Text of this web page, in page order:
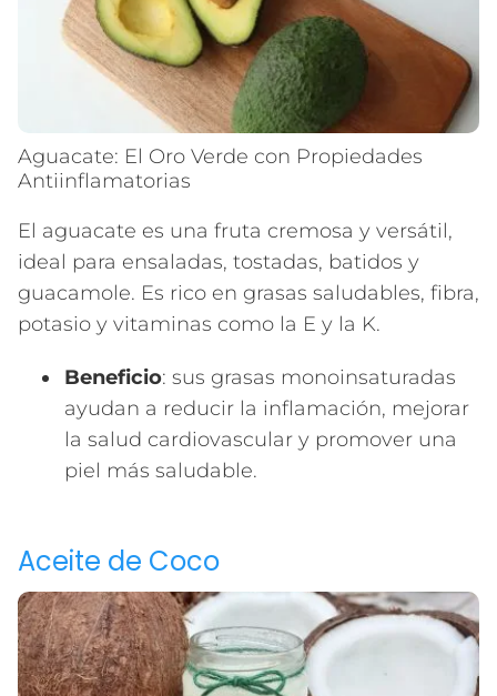
Aguacate: El Oro Verde con Propiedades
Antiinflamatorias
El aguacate es una fruta cremosa y versátil,
ideal para ensaladas, tostadas, batidos y
guacamole. Es rico en grasas saludables, fibra,
potasio y vitaminas como la E y la K.
Beneficio: sus grasas monoinsaturadas
ayudan a reducir la inflamación, mejorar
la salud cardiovascular y promover una
piel más saludable.
Aceite de Coco